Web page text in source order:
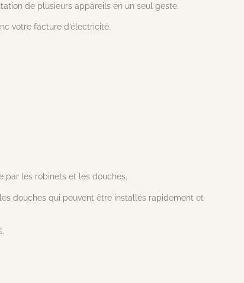
de plusieurs appareils en un seul geste.
votre facture d’électricité.
par les robinets et les douches.
douches qui peuvent être installés rapidement et